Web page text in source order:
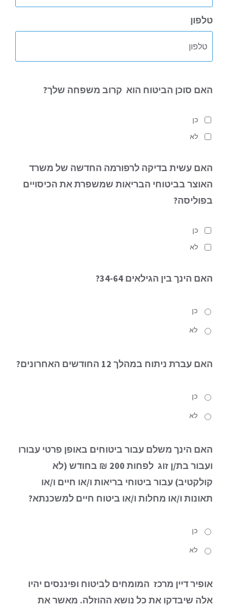
טלפון
האם סוכן הביטוח הוא קרוב משפחה שלך?
כן
לא
האם עשית בדיקה לרפורמה החדשה של משרד
האוצר בביטוחי הבריאות שמשפרת את הכיסויים
בפוליסה?
כן
לא
האם הינך בין הגילאים 34-64?
כן
לא
האם עברת ניתוח במהלך 12 החודשים האחרונים?
כן
לא
האם הינך משלם עבור ביטוחים באופן פרטי עבורו
ועבור בת/ן זוג
לפחות 200 ₪ בחודש (לא
קולקטיב) עבור ביטוחי בריאות ו/או חיים ו/או
תאונות ו/או מחלות ו/או ביטוח חיים למשכנתא?
כן
לא
אופיר דיין מרכז המומחים לביטוח ופיננסים יהיו
אלה שיבדקו את כל נושא ההוזלה. מאשר את